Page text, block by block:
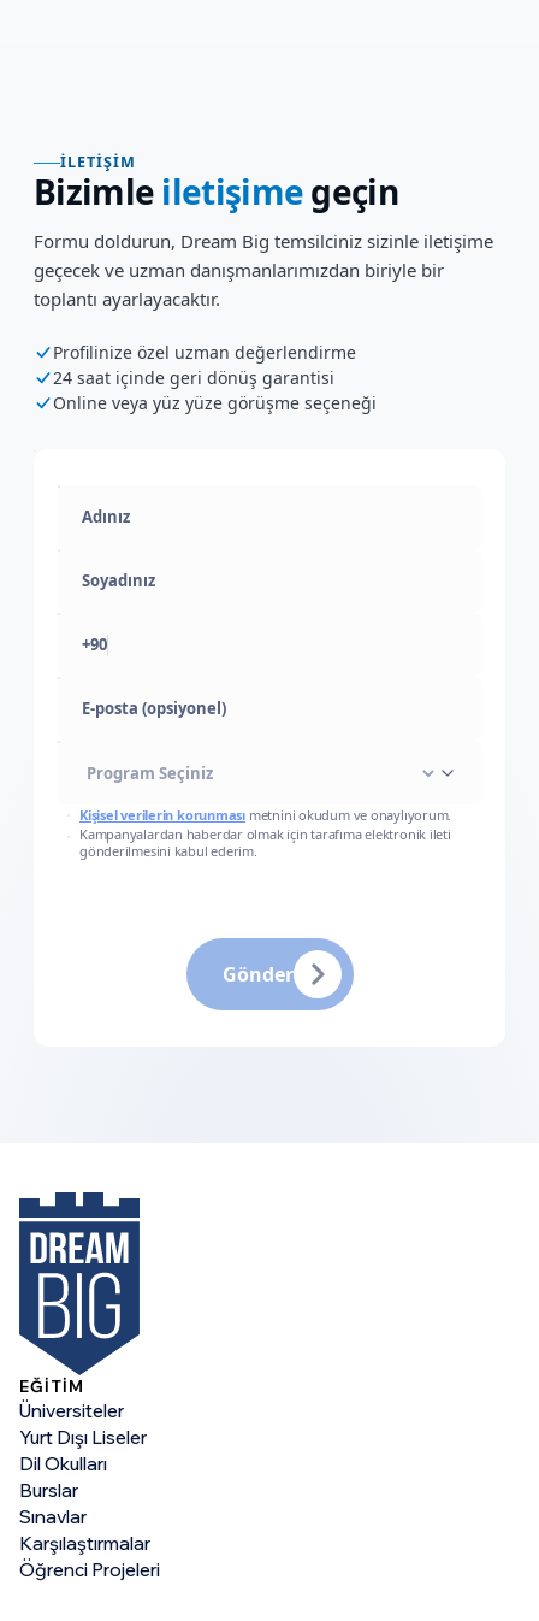
İLETIŞIM
Bizimle iletişimegeçin
Formu doldurun, Dream Big temsilciniz sizinle iletişime
geçecek ve uzman danışmanlarımızdan biriyle bir
toplantı ayarlayacaktır.
Profilinize özel uzman değerlendirme
24 saat içinde geri dönüş garantisi
Online veya yüz yüze görüşme seçeneği
+90
E-posta (opsiyonel)
Kişisel verilerin korunması metnini okudum ve onaylıyorum.
Kampanyalardan haberdar olmak için tarafıma elektronik ileti
gönderilmesini kabul ederim.
Gönder
EĞİTİM
Üniversiteler
Yurt Dışı Liseler
Dil Okulları
Burslar
Sınavlar
Karşılaştırmalar
Öğrenci Projeleri